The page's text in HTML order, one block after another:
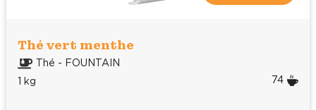
Thé vert menthe
Thé - FOUNTAIN
1 kg
74